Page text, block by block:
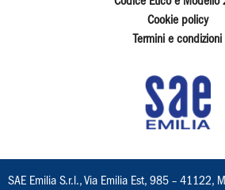
Cookie policy
Termini e condizioni
SAE Emilia S.r.l., Via Emilia Est, 985 – 41122,